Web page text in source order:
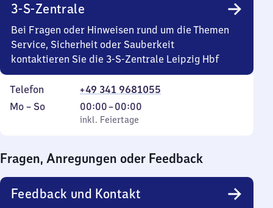
3-S-Zentrale
Bei Fragen oder Hinweisen rund um die Themen
Service, Sicherheit oder Sauberkeit
kontaktieren Sie die 3-S-Zentrale Leipzig Hbf
Telefon
+49 341 9681055
Montag
Mo – So,
inkl. Feiertage
00:00–00:00
Von
0
0
Uhr
inkl. Feiertage
Fragen, Anregungen oder Feedback
Feedback und Kontakt